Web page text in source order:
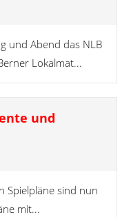
und Abend das NLB
Lokalmat...
und
Spielpläne sind nun
mit...